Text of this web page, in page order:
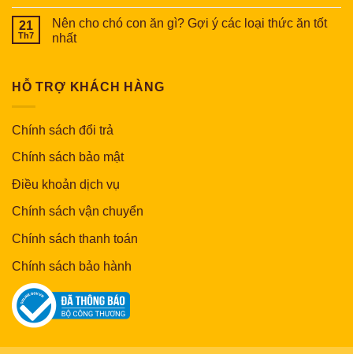
21
Th7
Nên cho chó con ăn gì? Gợi ý các loại thức ăn tốt
nhất
HỖ TRỢ KHÁCH HÀNG
Chính sách đổi trả
Chính sách bảo mật
Điều khoản dịch vụ
Chính sách vận chuyển
Chính sách thanh toán
Chính sách bảo hành